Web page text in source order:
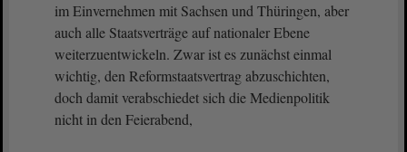
im Einvernehmen mit Sachsen und Thüringen, aber
auch alle Staatsverträge auf nationaler Ebene
weiterzuentwickeln. Zwar ist es zunächst einmal
wichtig, den Reformstaatsvertrag abzuschichten,
doch damit verabschiedet sich die Medienpolitik
nicht in den Feierabend,